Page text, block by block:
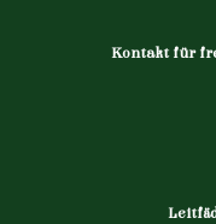
Kontakt für